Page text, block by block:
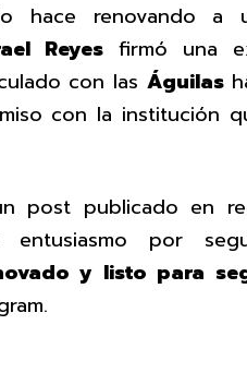
hace renovando a
Reyes firmó una
con las Águilas
con la institución
post publicado en
entusiasmo por
y listo para